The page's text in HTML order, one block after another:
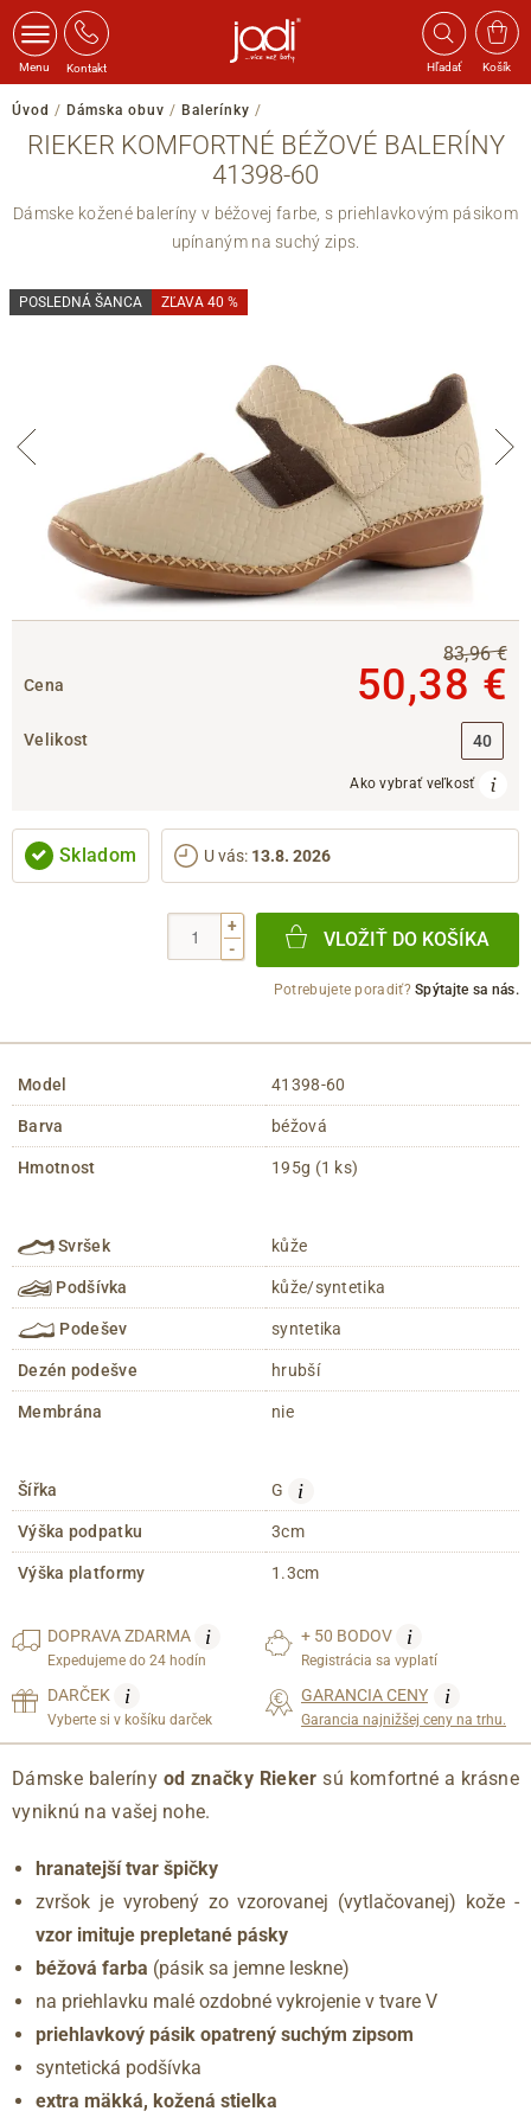
Menu Kontakt Hľadať Košík
Úvod / Dámska obuv / Balerínky /
RIEKER KOMFORTNÉ BÉŽOVÉ BALERÍNY
41398-60
Dámske kožené baleríny v béžovej farbe, s priehlavkovým pásikom
upínaným na suchý zips.
POSLEDNÁ ŠANCA ZĽAVA 40 %
Cena
83,96 €
50,38 €
Velikost 40
Ako vybrať veľkosť
Skladom U vás: 13.8. 2026
+
-
VLOŽIŤ DO KOŠÍKA
Potrebujete poradiť?Spýtajte sa nás.
Model 41398-60
Barva béžová
Hmotnost 195g (1 ks)
Svršek kůže
Podšívka kůže/syntetika
Podešev syntetika
Dezén podešve hrubší
Membrána nie
Šířka G i
Výška podpatku 3cm
Výška platformy 1.3cm
DOPRAVAZDARMA i
Expedujeme do 24 hodín
+ 50 BODOV i
Registrácia sa vyplatí
DARČEK i
Vyberte si v košíku darček
GARANCIA CENY i
Garancia najnižšej ceny na trhu.
Dámske baleríny od značky Rieker sú komfortné a krásne
vyniknú na vašej nohe.
hranatejší tvar špičky
zvršok je vyrobený zo vzorovanej (vytlačovanej) kože -
vzor imituje prepletané pásky
béžová farba (pásik sa jemne leskne)
na priehlavku malé ozdobné vykrojenie v tvare V
priehlavkový pásik opatrený suchým zipsom
syntetická podšívka
extra mäkká, kožená stielka